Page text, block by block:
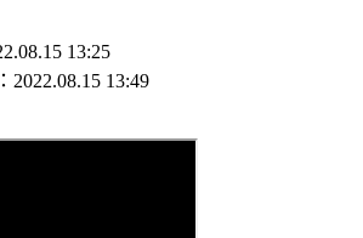
13:25
2022.08.15 13:49